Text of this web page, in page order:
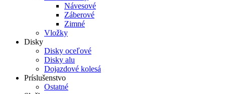
Návesové
Záberové
Zimné
Vložky
Disky
Disky oceľové
Disky alu
Dojazdové kolesá
Príslušenstvo
Ostatné